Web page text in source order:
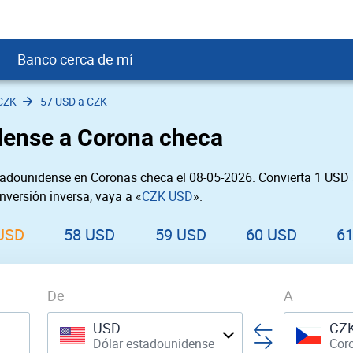
crediticio
Banco cerca de mí
de Mí
Cerca de Mí
de Mí
Cerca de Mí
57 USD a CZK
a Corona checa
en Coronas checa el 08-05-2026. Convierta 1
inversa, vaya a «CZK USD».
58 USD 59 USD 60 USD
De
USD
Dólar estadounidense
A